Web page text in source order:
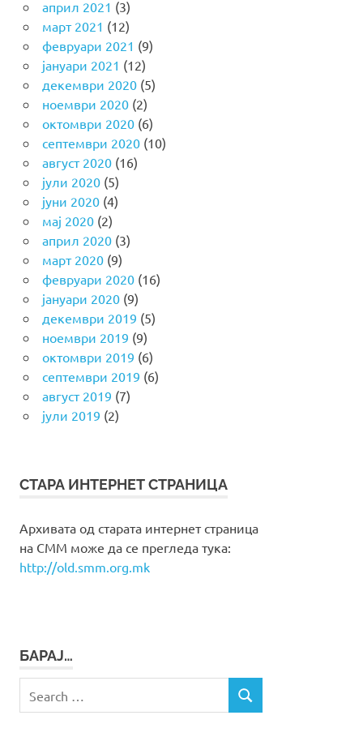
април 2021 (3)
март 2021 (12)
февруари 2021 (9)
јануари 2021 (12)
декември 2020(5)
ноември 2020(2)
октомври 2020(6)
септември 2020(10)
август 2020(16)
јули 2020(5)
јуни 2020(4)
мај 2020(2)
април 2020(3)
март 2020(9)
февруари 2020(16)
јануари 2020(9)
декември 2019 (5)
ноември 2019 (9)
октомври 2019 (6)
септември 2019 (6)
август 2019 (7)
јули 2019 (2)
СТАРА ИНТЕРНЕТ СТРАНИЦА
Архивата од старата интернет страница
на СММ може да се прегледа тука:
http://old.smm.org.mk
БАРАЈ…
for:
SEARCH